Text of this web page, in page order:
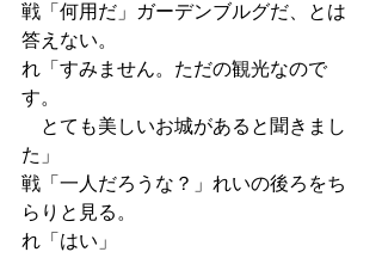
戦「何用だ」ガーデンブルグだ、とは
答えない。
れ「すみません。ただの観光なので
す。
とても美しいお城があると聞きまし
た」
戦「一人だろうな？」れいの後ろをち
らりと見る。
れ「はい」